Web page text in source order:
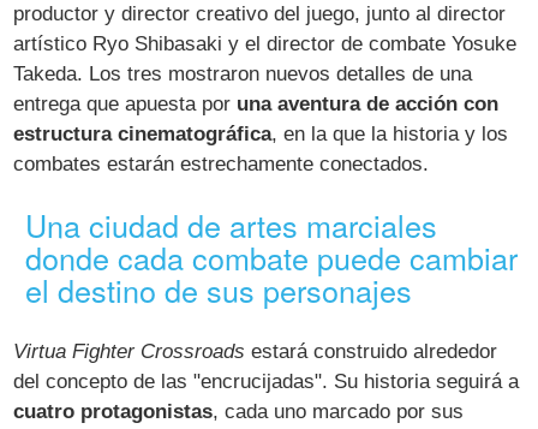
productor y director creativo del juego, junto al director
artístico Ryo Shibasaki y el director de combate Yosuke
Takeda. Los tres mostraron nuevos detalles de una
entrega que apuesta por una aventura de acción con
estructura cinematográfica, en la que la historia y los
combates estarán estrechamente conectados.
Una ciudad de artes marciales
donde cada combate puede cambiar
el destino de sus personajes
Virtua Fighter Crossroads estará construido alrededor
del concepto de las "encrucijadas". Su historia seguirá a
cuatro protagonistas, cada uno marcado por sus